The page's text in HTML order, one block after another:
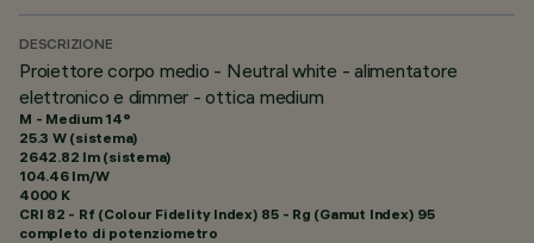
DESCRIZIONE
Proiettore corpo medio - Neutral white - alimentatore
elettronico e dimmer - ottica medium
M - Medium 14°
25.3 W (sistema)
2642.82 lm (sistema)
104.46 lm/W
4000 K
CRI 82 - Rf (Colour Fidelity Index) 85 - Rg (Gamut Index) 95
completo di potenziometro